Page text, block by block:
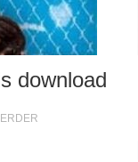
download